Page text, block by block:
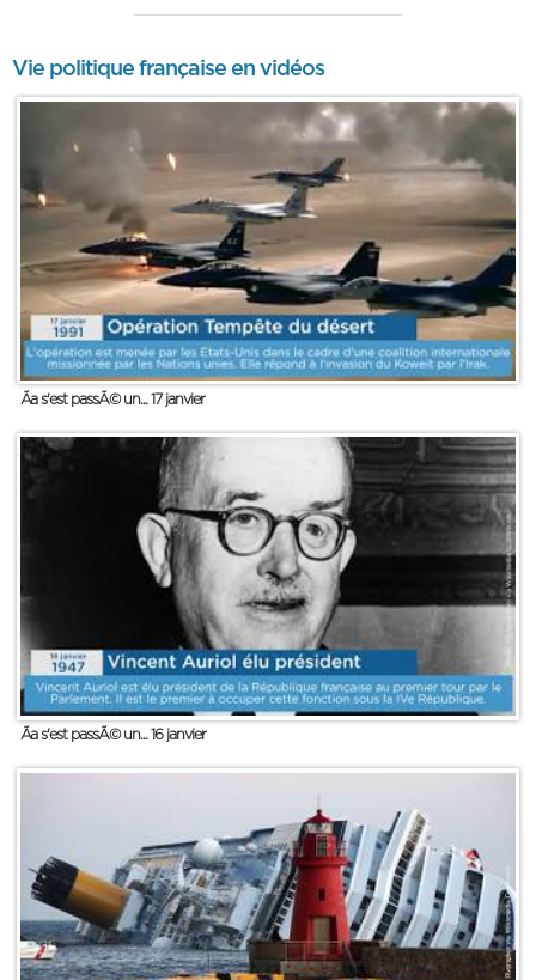
Vie politique française en vidéos
Ãa s'est passÃ© un... 17 janvier
Ãa s'est passÃ© un... 16 janvier